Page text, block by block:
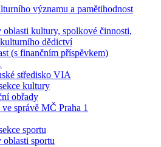
významu a pamětihodnost
oblasti kultury, spolkové činnosti,
dědictví
(s finančním příspěvkem)
středisko VIA
kultury
obřady
správě MČ Praha 1
sportu
oblasti sportu